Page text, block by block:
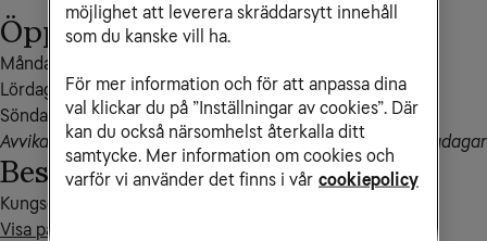
Öppettider
Måndag – fredag 10-19
Lördag 10-17
Söndag 12-16
Avvikande öppettider kan förekomma i samband med helgdagar
Besöksadress
Visa på kartan
möjlighet att leverera skräddarsytt innehåll
som du kanske vill ha.
För mer information och för att anpassa dina
val klickar du på ”Inställningar av cookies”. Där
kan du också närsomhelst återkalla ditt
samtycke. Mer information om cookies och
varför vi använder det finns i vår cookiepolicy